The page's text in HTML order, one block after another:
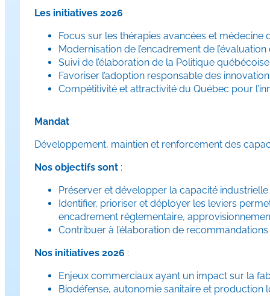
Les initiatives 2026
Focus sur les thérapies avancées et médecine
Modernisation de l’encadrement de
Suivi de l’élaboration de la Politique
Favoriser l’adoption responsable des
Compétitivité et attractivité du Québec pour
Mandat
Développement, maintien et renforcement des
Nos objectifs sont :
Préserver et développer la capacité
Identifier, prioriser et déployer les leviers
encadrement réglementaire,
Contribuer à l’élaboration de
Nos initiatives 2026 :
Enjeux commerciaux ayant un impact sur la
Biodéfense, autonomie sanitaire et production